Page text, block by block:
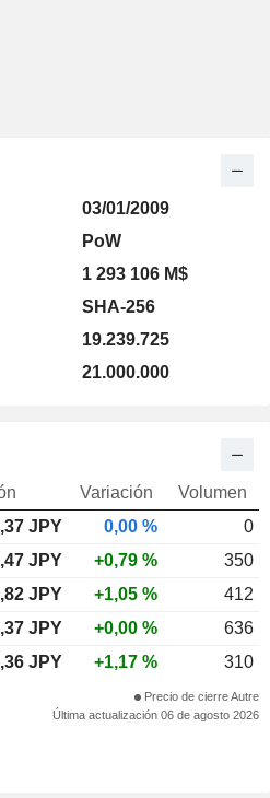
03/01/2009
PoW
1 293 106 M$
SHA-256
19.239.725
21.000.000
Variación
Volumen
JPY 0,00 %
0
JPY +0,79 %
350
JPY +1,05 %
412
JPY +0,00 %
636
JPY +1,17 % 310
Precio de cierre Autre
Última actualización 06 de agosto 2026